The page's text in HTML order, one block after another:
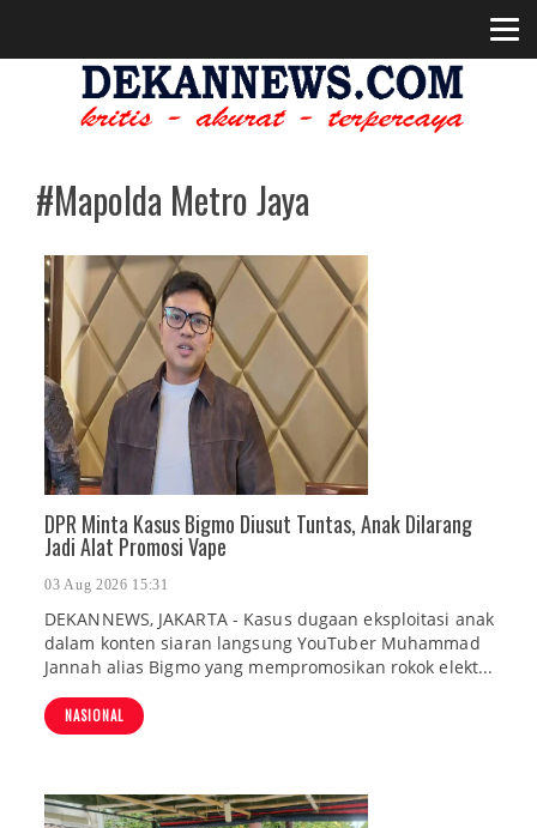
#Mapolda Metro Jaya
DPR Minta Kasus Bigmo Diusut Tuntas, Anak Dilarang
Jadi Alat Promosi Vape
03 Aug 2026 15:31
DEKANNEWS, JAKARTA - Kasus dugaan eksploitasi anak
dalam konten siaran langsung YouTuber Muhammad
Jannah alias Bigmo yang mempromosikan rokok elekt...
NASIONAL